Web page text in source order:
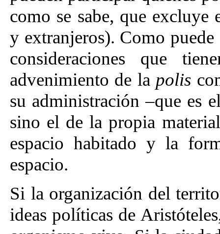
como se sabe, que excluye
y extranjeros). Como puede
consideraciones que
advenimiento de la polis
su administración –que es
sino el de la propia
espacio habitado y la
espacio.
Si la organización del
ideas políticas de